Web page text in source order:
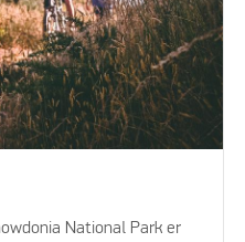
National Park er